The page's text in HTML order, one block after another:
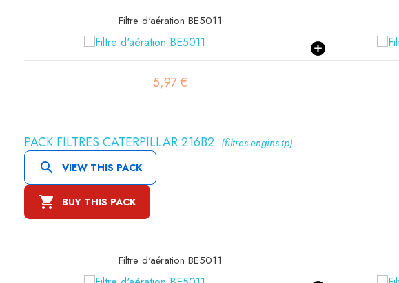
Filtre à air sécurité SA16300
19,45 €
PACK FILTRES CATERPILLAR 216B2 (filtres-engins-tp)
 VIEW THIS PACK
 BUY THIS PACK
Filtre à gasoil RT3